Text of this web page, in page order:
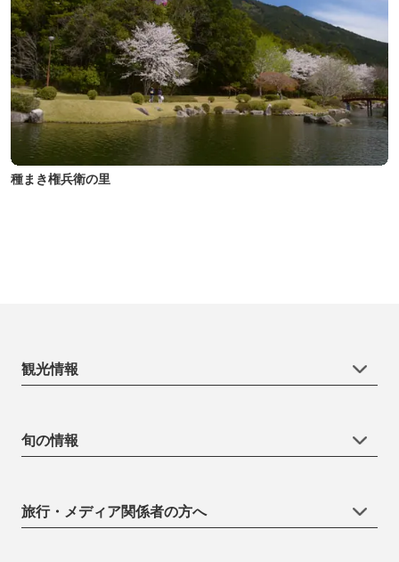
種まき権兵衛の里
観光情報
旬の情報
旅行・メディア関係者の方へ